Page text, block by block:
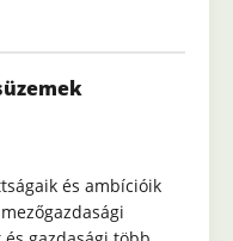
és ambícióik